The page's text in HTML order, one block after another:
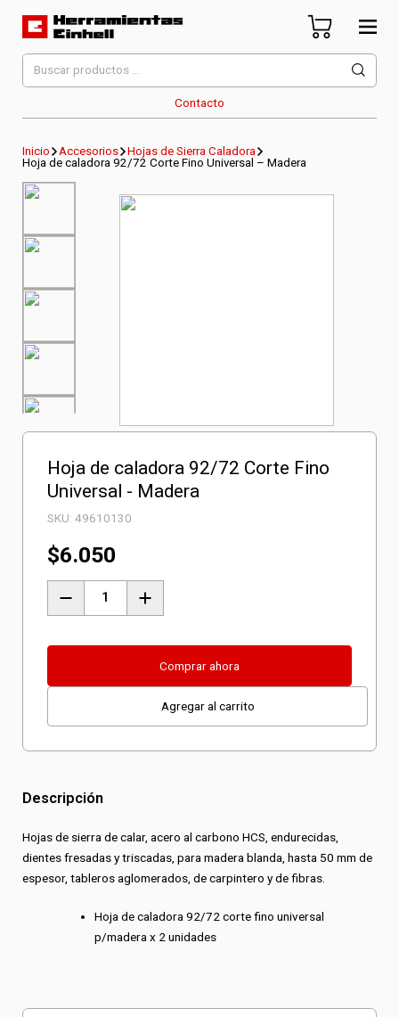
Herramientas Einhell
Distribuidor Oficial
Contacto
Buscar
por:
Inicio Accesorios
Hojas de Sierra Caladora
Hoja de caladora 92/72 Corte Fino Universal – Madera
Hoja de caladora 92/72 Corte Fino
Universal - Madera
SKU:49610130
$6.050
de
Corte
cantidad
Comprar ahora
Agregar al carrito
Descripción
Hojas de sierra de calar, acero al carbono HCS, endurecidas,
dientes fresadas y triscadas, para madera blanda, hasta 50 mm de
espesor, tableros aglomerados, de carpintero y de fibras.
Hoja de caladora 92/72 corte fino universal
p/madera x 2 unidades